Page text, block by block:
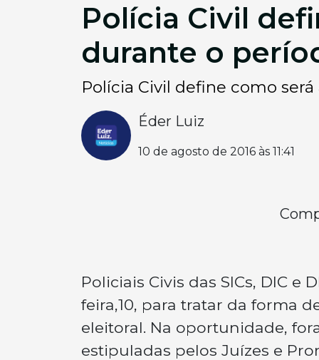
Polícia Civil
durante o
Polícia Civil define como
Éder Luiz
10 de agosto de 2016 às 11:41
Policiais Civis das SICs, DIC
feira,10, para tratar da forma
eleitoral. Na oportunidade,
estipuladas pelos Juízes e